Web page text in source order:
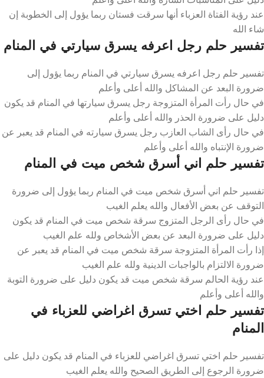
عند رؤية الفتاة العزباء أنها سرقت فستان ربما يؤول إلى الخطوبة إن
شاء الله
تفسير حلم رجل اعرفه يسرق سيارتي في المنام
تفسير حلم رجل اعرفه يسرق سيارتي في المنام ربما يؤول إلى
ضرورة البعد عن المشاكل والله أعلى وأعلم
في حال رأت المرأة المتزوجة رجل يسرق سيارتها في المنام قد يكون
دليل على ضرورة الحذر والله أعلى وأعلم
في حال رأى الشاب العازب رجل يسرق سيارته في المنام قد يعبر عن
ضرورة الإنتباه والله أعلى وأعلم
تفسير حلم اني أسرق شخص ميت في المنام
تفسير حلم اني أسرق شخص ميت في المنام ربما يؤول إلى ضرورة
التوقف عن بعض الأفعال والله يعلم الغيب
في حال رأى الرجل المتزوج سرقة شخص ميت في المنام قد يكون
دليل على ضرورة البعد عن بعض الأشخاص ولله علم الغيب
إذا رأت المرأة المتزوجة سرقة شخص ميت في المنام قد يعبر عن
ضرورة الالتزام بالواجبات الدينية ولله علم الغيب
عند رؤية الحالم سرقة شخص ميت قد يكون دليل على ضرورة التوبة
والله أعلى وأعلم
تفسير حلم اختي تسرق اغراضي للعزباء في
المنام
تفسير حلم اختي تسرق اغراضي للعزباء في المنام قد يكون دليل على
ضرورة الرجوع إلى الطريق الصحيح والله يعلم الغيب